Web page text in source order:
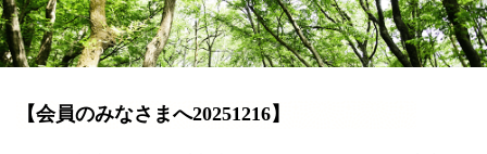
【会員のみなさまへ20251216】